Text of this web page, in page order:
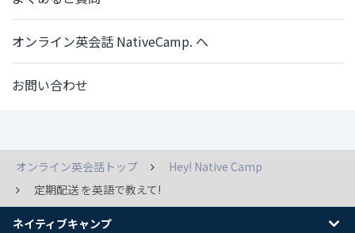
オンライン英会話 NativeCamp. へ
お問い合わせ
オンライン英会話トップ
Hey! Native Camp
定期配送 を英語で教えて!
ネイティブキャンプ